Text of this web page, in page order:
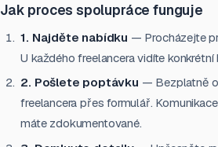
Jak proces spolupráce funguje
1. Najděte nabídku — Procházejte
U každého freelancera vidíte
2. Pošlete poptávku — Bezplatně
freelancera přes formulář.
máte zdokumentované.